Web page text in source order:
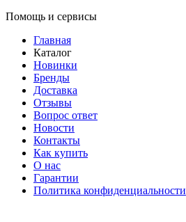
Помощь и сервисы
Главная
Каталог
Новинки
Бренды
Доставка
Отзывы
Вопрос ответ
Новости
Контакты
Как купить
О нас
Гарантии
Политика конфиденциальности